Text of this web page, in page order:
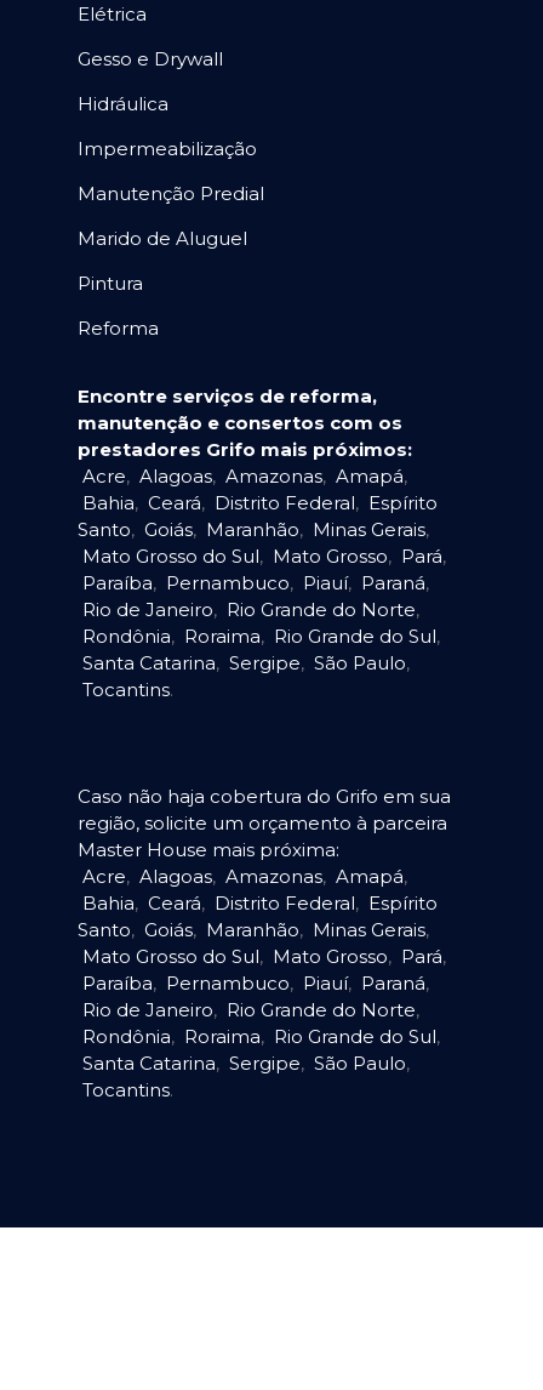
Elétrica
Gesso e Drywall
Hidráulica
Impermeabilização
Manutenção Predial
Marido de Aluguel
Pintura
Reforma
Encontre serviços de reforma,
manutenção e consertos com os
prestadores Grifo mais próximos:
Acre, Alagoas, Amazonas, Amapá,
Bahia, Ceará, Distrito Federal, Espírito
Santo, Goiás, Maranhão, Minas Gerais,
Mato Grosso do Sul, Mato Grosso, Pará,
Paraíba, Pernambuco, Piauí, Paraná,
Rio de Janeiro, Rio Grande do Norte,
Rondônia, Roraima, Rio Grande do Sul,
Santa Catarina, Sergipe, São Paulo,
Tocantins.
Caso não haja cobertura do Grifo em sua
região, solicite um orçamento à parceira
Master House mais próxima:
Acre, Alagoas, Amazonas, Amapá,
Bahia, Ceará, Distrito Federal, Espírito
Santo, Goiás, Maranhão, Minas Gerais,
Mato Grosso do Sul, Mato Grosso, Pará,
Paraíba, Pernambuco, Piauí, Paraná,
Rio de Janeiro, Rio Grande do Norte,
Rondônia, Roraima, Rio Grande do Sul,
Santa Catarina, Sergipe, São Paulo,
Tocantins.